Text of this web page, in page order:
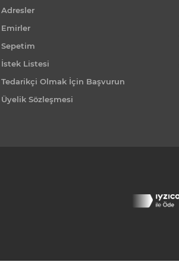
Adresler
Emirler
Sepetim
İstek Listesi
Tedarikçi Olmak İçin Başvurun
Üyelik Sözleşmesi